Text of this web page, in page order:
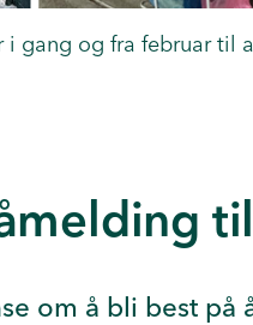
i gang og fra februar
om å bli best på